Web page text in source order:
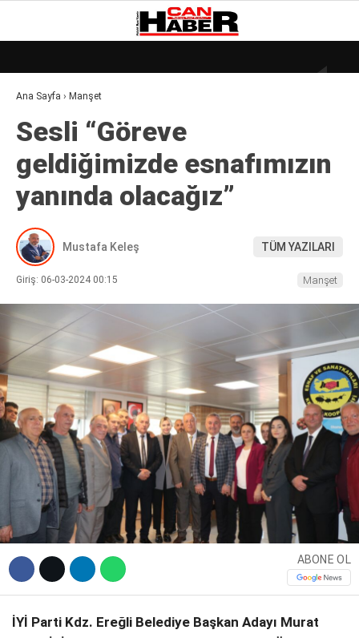
WhatsApp İhbar Hattı
Facebook
18.7°
GALERİ
DÜNYA
EKONOMI
GÜNDEM
KÜLÜR – SANAT
MAGAZIN
POLITIKA
ASAYIŞ
DIĞER
Ana Sayfa › Manşet
Sesli “Göreve
geldiğimizde esnafımızın
yanında olacağız”
Mustafa Keleş TÜM YAZILARI
Giriş: 06-03-2024 00:15 Manşet
ABONE OL
İYİ Parti Kdz. Ereğli Belediye Başkan Adayı Murat